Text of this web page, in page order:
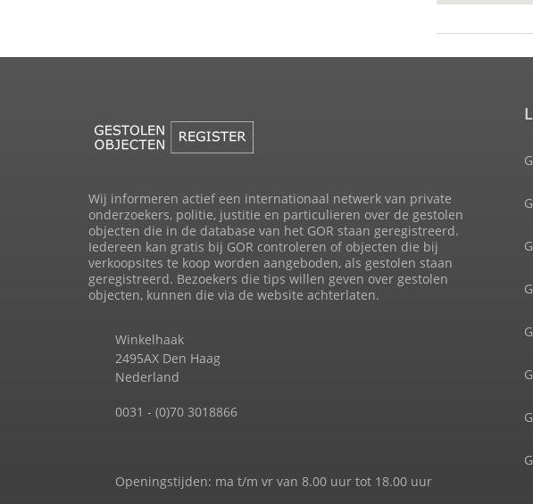
Wij informeren actief een internationaal netwerk van private
onderzoekers, politie, justitie en particulieren over de gestolen
objecten die in de database van het GOR staan geregistreerd.
Iedereen kan gratis bij GOR controleren of objecten die bij
verkoopsites te koop worden aangeboden, als gestolen staan
geregistreerd. Bezoekers die tips willen geven over gestolen
objecten, kunnen die via de website achterlaten.
Winkelhaak
2495AX Den Haag
Nederland
0031 - (0)70 3018866
Openingstijden: ma t/m vr van 8.00 uur tot 18.00 uur